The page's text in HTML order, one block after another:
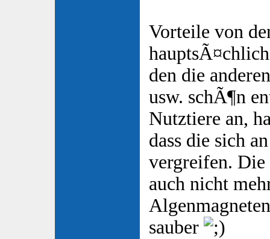
Vorteile von
den die
usw. schÃ¶n
Nutztiere an,
dass die sich
vergreifen. Die
auch nicht
sauber